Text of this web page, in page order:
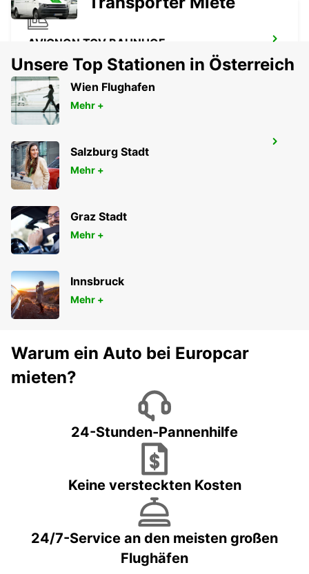
AVIGNON TGV BAHNHOF
AVIGNON - FRANCE
AVIGNON COURTINE
AVIGNON - FRANCE
Unsere Top Stationen in Österreich
Wien Flughafen
Mehr +
Salzburg Stadt
Mehr +
Graz Stadt
Mehr +
Innsbruck
Mehr +
Warum ein Auto bei Europcar
mieten?
24-Stunden-Pannenhilfe
Keine versteckten Kosten
24/7-Service an den meisten großen
Flughäfen